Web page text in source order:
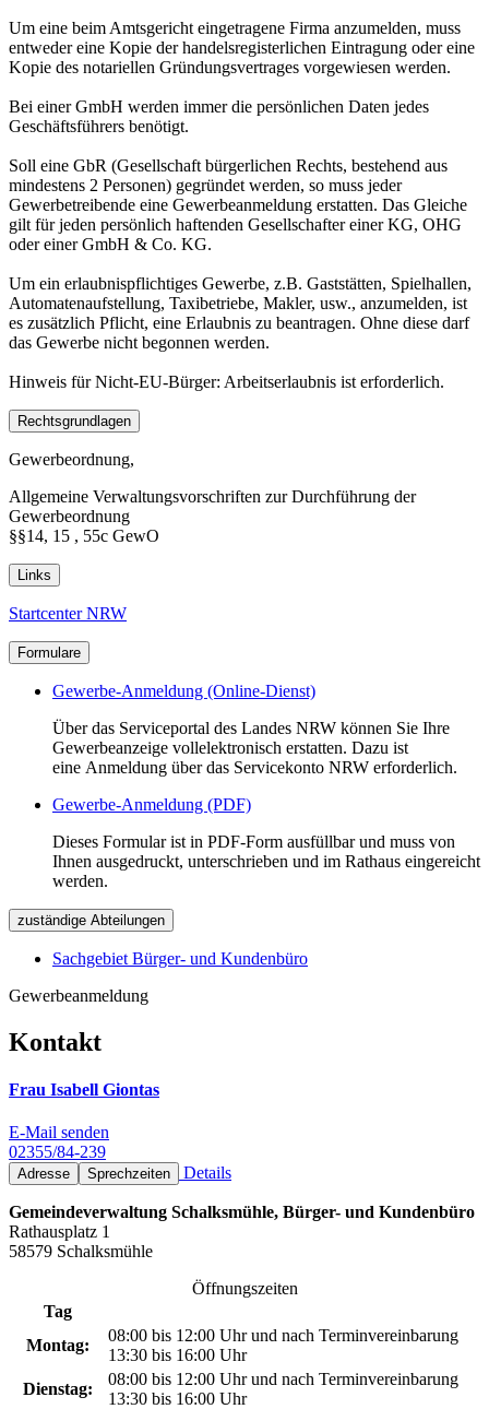
Um eine beim Amtsgericht eingetragene Firma anzumelden, muss
entweder eine Kopie der handelsregisterlichen Eintragung oder eine
Kopie des notariellen Gründungsvertrages vorgewiesen werden.
Bei einer GmbH werden immer die persönlichen Daten jedes
Geschäftsführers benötigt.
Soll eine GbR (Gesellschaft bürgerlichen Rechts, bestehend aus
mindestens 2 Personen) gegründet werden, so muss jeder
Gewerbetreibende eine Gewerbeanmeldung erstatten. Das Gleiche
gilt für jeden persönlich haftenden Gesellschafter einer KG, OHG
oder einer GmbH & Co. KG.
Um ein erlaubnispflichtiges Gewerbe, z.B. Gaststätten, Spielhallen,
Automatenaufstellung, Taxibetriebe, Makler, usw., anzumelden, ist
es zusätzlich Pflicht, eine Erlaubnis zu beantragen. Ohne diese darf
das Gewerbe nicht begonnen werden.
Hinweis für Nicht-EU-Bürger: Arbeitserlaubnis ist erforderlich.
Rechtsgrundlagen
Gewerbeordnung,
Allgemeine Verwaltungsvorschriften zur Durchführung der
Gewerbeordnung
§§14, 15 , 55c GewO
Links
Startcenter NRW
Formulare
Gewerbe-Anmeldung (Online-Dienst)
Über das Serviceportal des Landes NRW können Sie Ihre
Gewerbeanzeige vollelektronisch erstatten. Dazu ist
eine Anmeldung über das Servicekonto NRW erforderlich.
Gewerbe-Anmeldung (PDF)
Dieses Formular ist in PDF-Form ausfüllbar und muss von
Ihnen ausgedruckt, unterschrieben und im Rathaus eingereicht
werden.
zuständige Abteilungen
Sachgebiet Bürger- und Kundenbüro
Gewerbeanmeldung
Kontakt
Frau Isabell Giontas
E-Mail senden
02355/84-239
Adresse Sprechzeiten Details
Gemeindeverwaltung Schalksmühle, Bürger- und Kundenbüro
Rathausplatz 1
58579 Schalksmühle
Öffnungszeiten
Tag
Montag:
08:00 bis 12:00 Uhr und nach Terminvereinbarung
13:30 bis 16:00 Uhr
Dienstag:
08:00 bis 12:00 Uhr und nach Terminvereinbarung
13:30 bis 16:00 Uhr